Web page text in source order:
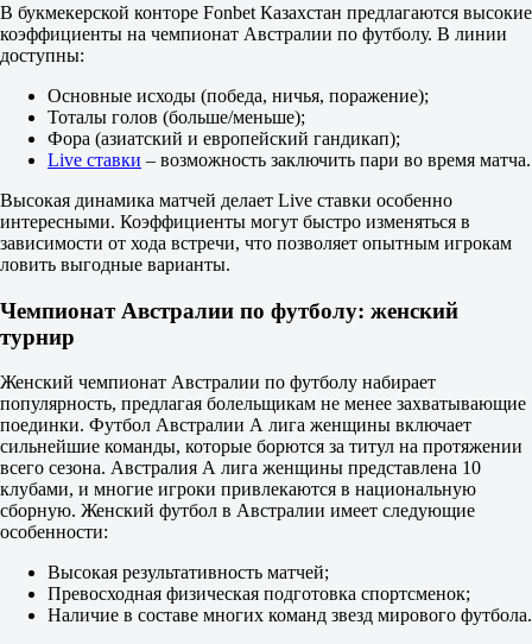
1.25
3.45
Сент-Джордж Сэйнтс
АПИА Тайгерз
Сегодня в 11:30
6.30
4.60
1X
12
X2
2.70
1.05
Фора
2
+1.5
1.68
-1.5
2.05
Тотал
Б
М
1.55
2.30
Обе забьют
В букмекерской конторе Fonbet Казахстан предлагаются высокие
коэффициенты на чемпионат Австралии по футболу. В линии
доступны:
Основные исходы (победа, ничья, поражение);
Тоталы голов (больше/меньше);
Фора (азиатский и европейский гандикап);
Live ставки – возможность заключить пари во время матча.
Высокая динамика матчей делает Live ставки особенно
интересными. Коэффициенты могут быстро изменяться в
зависимости от хода встречи, что позволяет опытным игрокам
ловить выгодные варианты.
Чемпионат Австралии по футболу: женский
турнир
Женский чемпионат Австралии по футболу набирает
популярность, предлагая болельщикам не менее захватывающие
поединки. Футбол Австралии А лига женщины включает
сильнейшие команды, которые борются за титул на протяжении
всего сезона. Австралия А лига женщины представлена 10
клубами, и многие игроки привлекаются в национальную
сборную. Женский футбол в Австралии имеет следующие
особенности:
Высокая результативность матчей;
Превосходная физическая подготовка спортсменок;
Наличие в составе многих команд звезд мирового футбола.